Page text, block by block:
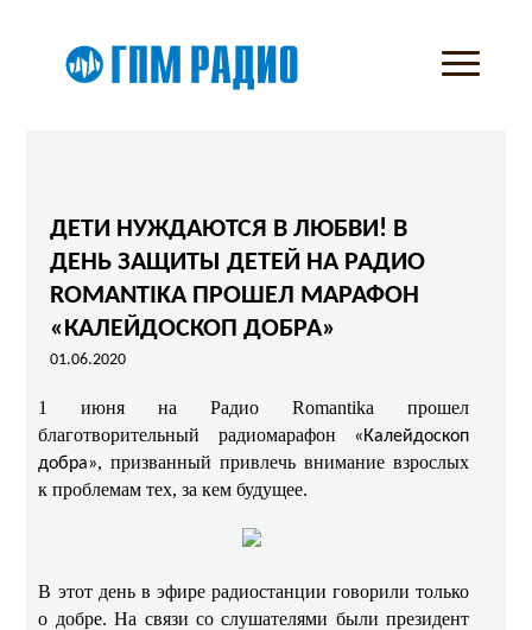
ДЕТИ НУЖДАЮТСЯ В ЛЮБВИ! В
ДЕНЬ ЗАЩИТЫ ДЕТЕЙ НА РАДИО
ROMANTIKA ПРОШЕЛ МАРАФОН
«КАЛЕЙДОСКОП ДОБРА»
01.06.2020
1 июня на Радио Romantika прошел
благотворительный радиомарафон «Калейдоскоп
добра», призванный привлечь внимание взрослых
к проблемам тех, за кем будущее.
В этот день в эфире радиостанции говорили только
о добре. На связи со слушателями были президент